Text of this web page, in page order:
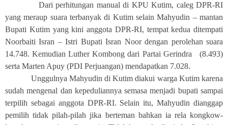
Dari perhitungan manual di KPU Kutim, caleg DPR-RI
yang meraup suara terbanyak di Kutim selain Mahyudin – mantan
Bupati Kutim yang kini anggota DPR-RI, tempat kedua ditempati
Noorbaiti Isran – Istri Bupati Isran Noor dengan perolehan suara
14.748. Kemudian Luther Kombong dari Partai Gerindra
(8.493)
serta Marten Apuy (PDI Perjuangan) mendapatkan 7.028.
Unggulnya Mahyudin di Kutim diakui warga Kutim karena
sudah mengenal dan kepeduliannya semasa menjadi bupati sampai
terpilih sebagai anggota DPR-RI. Selain itu, Mahyudin dianggap
pemilih tidak pilah-pilah jika berteman bahkan ia rela kongkow-